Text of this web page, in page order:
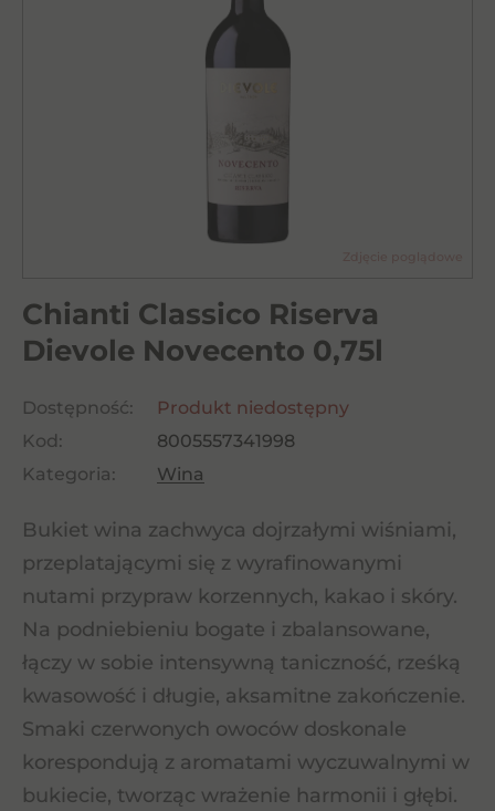
Chianti Classico Riserva
Dievole Novecento 0,75l
Dostępność:
Produkt niedostępny
Kod:
8005557341998
Kategoria:
Wina
Bukiet wina zachwyca dojrzałymi wiśniami,
przeplatającymi się z wyrafinowanymi
nutami przypraw korzennych, kakao i skóry.
Na podniebieniu bogate i zbalansowane,
łączy w sobie intensywną taniczność, rześką
kwasowość i długie, aksamitne zakończenie.
Smaki czerwonych owoców doskonale
korespondują z aromatami wyczuwalnymi w
bukiecie, tworząc wrażenie harmonii i głębi.